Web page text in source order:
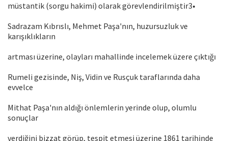
müstantik (sorgu hakimi) olarak görevlendirilmiştir3•
Sadrazam Kıbrıslı, Mehmet Paşa'nın, huzursuzluk ve
karışıklıkların
artması üzerine, olayları mahallinde incelemek üzere çıktığı
Rumeli gezisinde, Niş, Vidin ve Rusçuk taraflarında daha
evvelce
Mithat Paşa'nın aldığı önlemlerin yerinde olup, olumlu
sonuçlar
verdiğini bizzat görüp, tespit etmesi üzerine 1861 tarihinde